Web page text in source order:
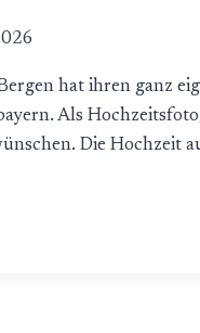
hat ihren ganz
Als
Die Hochzeit